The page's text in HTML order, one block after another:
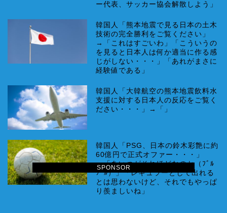
SPONSOR
ー代表、サッカー協会解散しよう」
韓国人「熊本地震で見る日本の土木
技術の完全勝利をご覧ください」
→「これはすごいわ」「こういうの
を見ると日本人は何か適当に作る感
じがしない・・・」「あれがまさに
経験値である」
韓国人「大韓航空の熊本地震飲料水
支援に対する日本人の反応をご覧く
ださい・・・」→「」
韓国人「PSG、日本の鈴木彩艶に約
60億円で正式オファー・・・」
→「あいつがそれほどなのか（ﾌﾞﾙ
ﾌﾞﾙ）」「レギュラーとして出れる
とは思わないけど、それでもやっぱ
り羨ましいね」